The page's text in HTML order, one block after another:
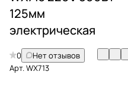
125мм
электрическая
0
Нет отзывов
Арт.WX713